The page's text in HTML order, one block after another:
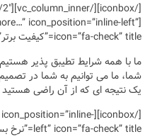
[/iconbox][/vc_column_inner][vc_column_inner width=”1/2″]
[iconbox
طراحی خانه
کنیم و شما را با
کنیم.
[/iconbox][iconbox